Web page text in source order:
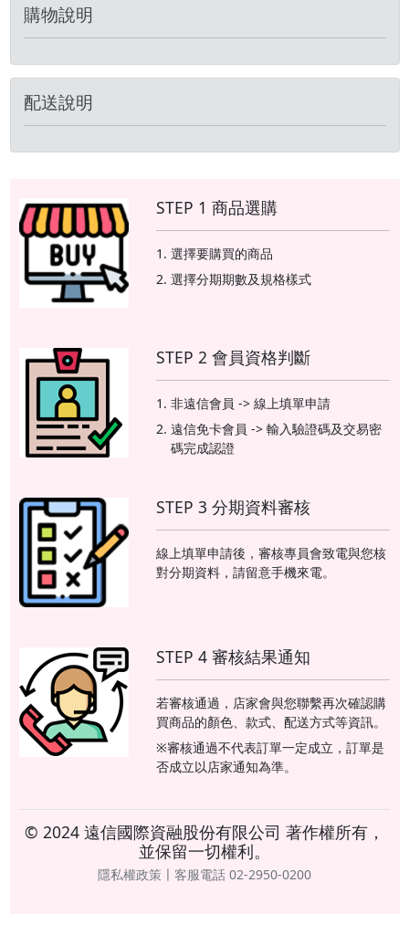
購物說明
配送說明
STEP 1 商品選購
選擇要購買的商品
選擇分期期數及規格樣式
STEP 2 會員資格判斷
非遠信會員 -> 線上填單申請
遠信免卡會員 -> 輸入驗證碼及交易密
碼完成認證
STEP 3 分期資料審核
線上填單申請後，審核專員會致電與您核
對分期資料，請留意手機來電。
STEP 4 審核結果通知
若審核通過，店家會與您聯繫再次確認購
買商品的顏色、款式、配送方式等資訊。
※審核通過不代表訂單一定成立，訂單是
否成立以店家通知為準。
© 2024 遠信國際資融股份有限公司 著作權所有，
並保留一切權利。
隱私權政策〡客服電話 02-2950-0200